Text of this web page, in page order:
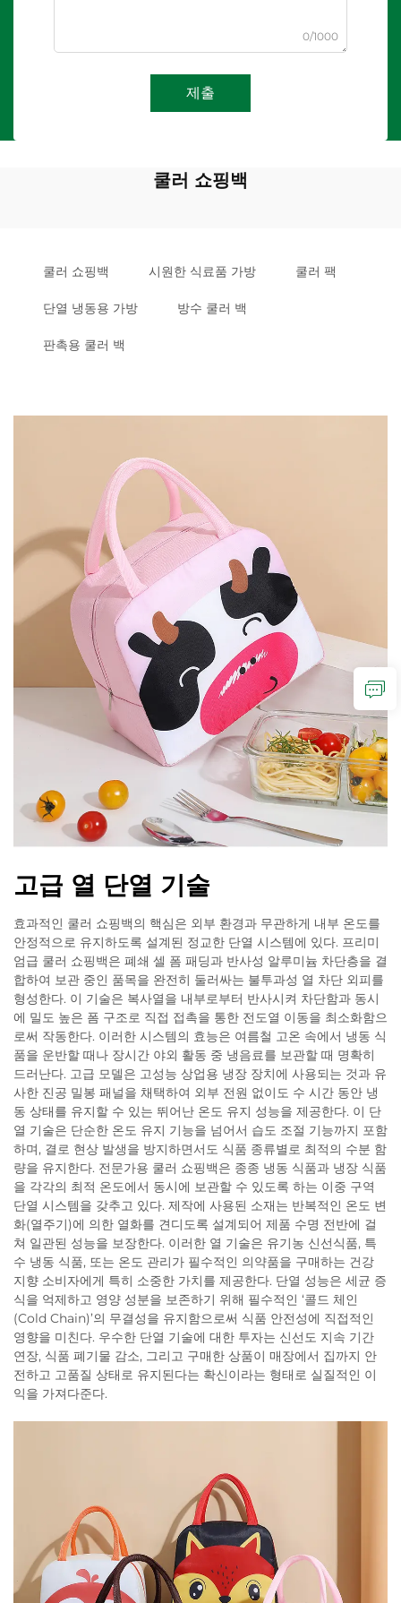
0/1000
제출
쿨러 쇼핑백
쿨러 쇼핑백 시원한 식료품 가방 쿨러 팩
단열 냉동용 가방 방수 쿨러 백
판촉용 쿨러 백
고급 열 단열 기술
효과적인 쿨러 쇼핑백의 핵심은 외부 환경과 무관하게 내부 온도를
안정적으로 유지하도록 설계된 정교한 단열 시스템에 있다. 프리미
엄급 쿨러 쇼핑백은 폐쇄 셀 폼 패딩과 반사성 알루미늄 차단층을 결
합하여 보관 중인 품목을 완전히 둘러싸는 불투과성 열 차단 외피를
형성한다. 이 기술은 복사열을 내부로부터 반사시켜 차단함과 동시
에 밀도 높은 폼 구조로 직접 접촉을 통한 전도열 이동을 최소화함으
로써 작동한다. 이러한 시스템의 효능은 여름철 고온 속에서 냉동 식
품을 운반할 때나 장시간 야외 활동 중 냉음료를 보관할 때 명확히
드러난다. 고급 모델은 고성능 상업용 냉장 장치에 사용되는 것과 유
사한 진공 밀봉 패널을 채택하여 외부 전원 없이도 수 시간 동안 냉
동 상태를 유지할 수 있는 뛰어난 온도 유지 성능을 제공한다. 이 단
열 기술은 단순한 온도 유지 기능을 넘어서 습도 조절 기능까지 포함
하며, 결로 현상 발생을 방지하면서도 식품 종류별로 최적의 수분 함
량을 유지한다. 전문가용 쿨러 쇼핑백은 종종 냉동 식품과 냉장 식품
을 각각의 최적 온도에서 동시에 보관할 수 있도록 하는 이중 구역
단열 시스템을 갖추고 있다. 제작에 사용된 소재는 반복적인 온도 변
화(열주기)에 의한 열화를 견디도록 설계되어 제품 수명 전반에 걸
쳐 일관된 성능을 보장한다. 이러한 열 기술은 유기농 신선식품, 특
수 냉동 식품, 또는 온도 관리가 필수적인 의약품을 구매하는 건강
지향 소비자에게 특히 소중한 가치를 제공한다. 단열 성능은 세균 증
식을 억제하고 영양 성분을 보존하기 위해 필수적인 ‘콜드 체인
(Cold Chain)’의 무결성을 유지함으로써 식품 안전성에 직접적인
영향을 미친다. 우수한 단열 기술에 대한 투자는 신선도 지속 기간
연장, 식품 폐기물 감소, 그리고 구매한 상품이 매장에서 집까지 안
전하고 고품질 상태로 유지된다는 확신이라는 형태로 실질적인 이
익을 가져다준다.